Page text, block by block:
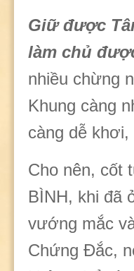
Giữ được
làm chủ
nhiều chừng
Khung càng
càng dễ khơi,
Cho nên, cốt
BÌNH, khi đã
vướng mắc
Chứng Đắc,